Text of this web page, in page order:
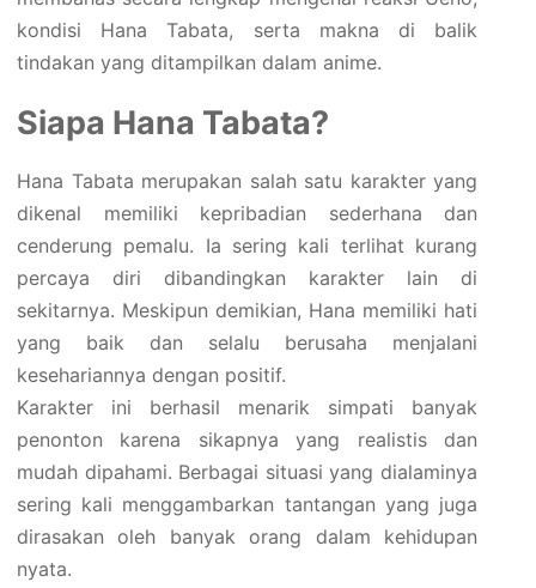
kondisi Hana Tabata, serta makna di balik
tindakan yang ditampilkan dalam anime.
Siapa Hana Tabata?
Hana Tabata merupakan salah satu karakter yang
dikenal memiliki kepribadian sederhana dan
cenderung pemalu. Ia sering kali terlihat kurang
percaya diri dibandingkan karakter lain di
sekitarnya. Meskipun demikian, Hana memiliki hati
yang baik dan selalu berusaha menjalani
kesehariannya dengan positif.
Karakter ini berhasil menarik simpati banyak
penonton karena sikapnya yang realistis dan
mudah dipahami. Berbagai situasi yang dialaminya
sering kali menggambarkan tantangan yang juga
dirasakan oleh banyak orang dalam kehidupan
nyata.